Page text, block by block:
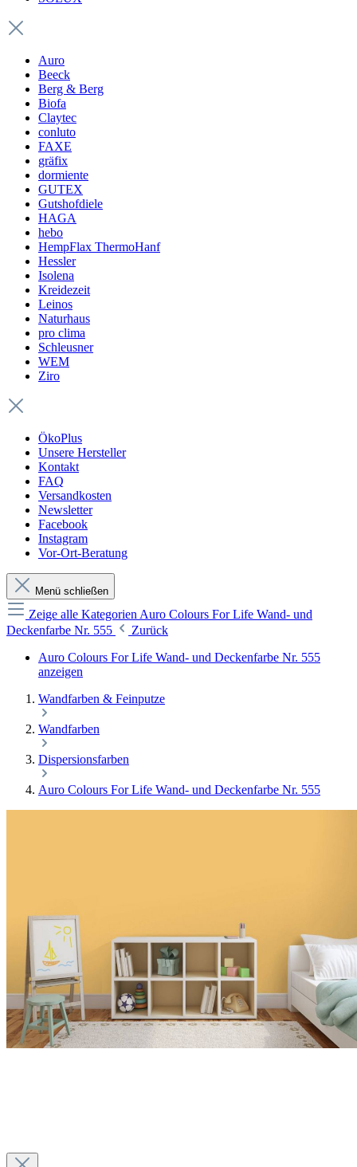
Auro
Beeck
Berg & Berg
Biofa
Claytec
conluto
FAXE
gräfix
dormiente
GUTEX
Gutshofdiele
HAGA
hebo
HempFlax ThermoHanf
Hessler
Isolena
Kreidezeit
Leinos
Naturhaus
pro clima
Schleusner
WEM
Ziro
ÖkoPlus
Unsere Hersteller
Kontakt
FAQ
Versandkosten
Newsletter
Facebook
Instagram
Vor-Ort-Beratung
Menü schließen
Zeige alle Kategorien Auro Colours For Life Wand- und
Deckenfarbe Nr. 555
Zurück
Auro Colours For Life Wand- und Deckenfarbe Nr. 555
anzeigen
Wandfarben & Feinputze
Wandfarben
Dispersionsfarben
Auro Colours For Life Wand- und Deckenfarbe Nr. 555